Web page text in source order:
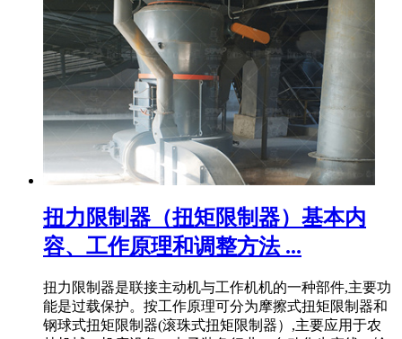
扭力限制器（扭矩限制器）基本内
容、工作原理和调整方法 ...
扭力限制器是联接主动机与工作机机的一种部件,主要功
能是过载保护。按工作原理可分为摩擦式扭矩限制器和
钢球式扭矩限制器(滚珠式扭矩限制器）,主要应用于农